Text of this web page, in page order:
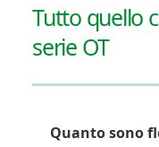
Tutto quello
serie OT
Quanto sono